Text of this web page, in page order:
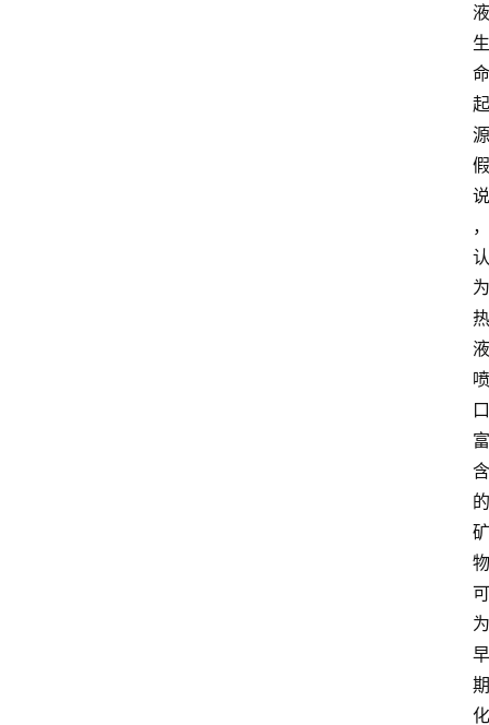
液
生
命
起
源
假
说
，
认
为
热
液
喷
口
富
含
的
矿
物
可
为
早
期
化